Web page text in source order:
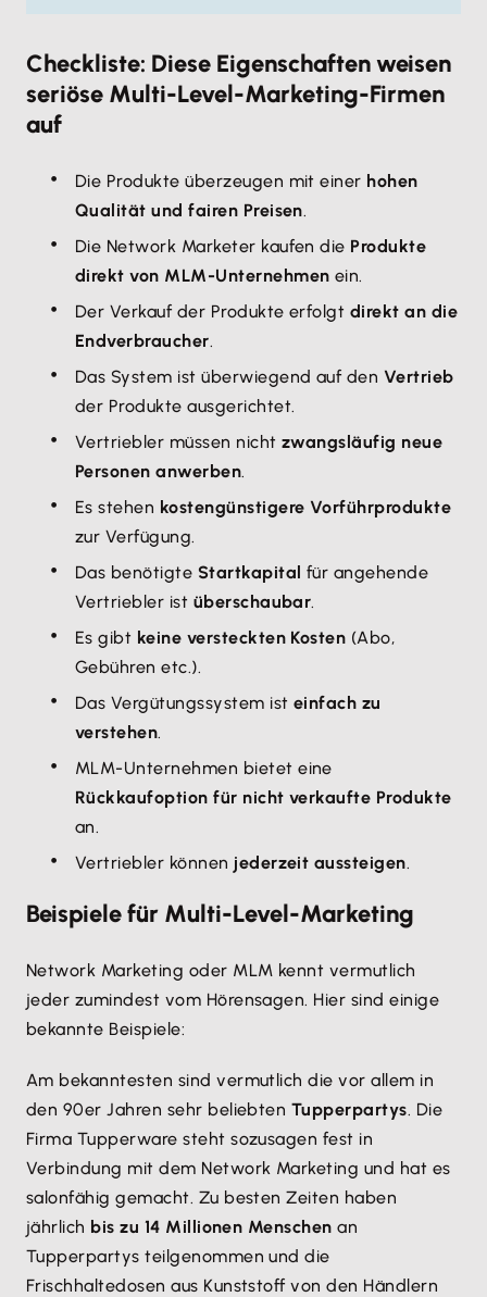
Checkliste: Diese Eigenschaften weisen
seriöse Multi-Level-Marketing-Firmen
auf
Die Produkte überzeugen mit einer hohen
Qualität und fairen Preisen.
Die Network Marketer kaufen die Produkte
direkt von MLM-Unternehmen ein.
Der Verkauf der Produkte erfolgt direkt an die
Endverbraucher.
Das System ist überwiegend auf den Vertrieb
der Produkte ausgerichtet.
Vertriebler müssen nicht zwangsläufig neue
Personen anwerben.
Es stehen kostengünstigere Vorführprodukte
zur Verfügung.
Das benötigte Startkapital für angehende
Vertriebler ist überschaubar.
Es gibt keine versteckten Kosten (Abo,
Gebühren etc.).
Das Vergütungssystem ist einfach zu
verstehen.
MLM-Unternehmen bietet eine
Rückkaufoption für nicht verkaufte Produkte
an.
Vertriebler können jederzeit aussteigen.
Beispiele für Multi-Level-Marketing
Network Marketing oder MLM kennt vermutlich
jeder zumindest vom Hörensagen. Hier sind einige
bekannte Beispiele:
Am bekanntesten sind vermutlich die vor allem in
den 90er Jahren sehr beliebten Tupperpartys. Die
Firma Tupperware steht sozusagen fest in
Verbindung mit dem Network Marketing und hat es
salonfähig gemacht. Zu besten Zeiten haben
jährlich bis zu 14 Millionen Menschen an
Tupperpartys teilgenommen und die
Frischhaltedosen aus Kunststoff von den Händlern